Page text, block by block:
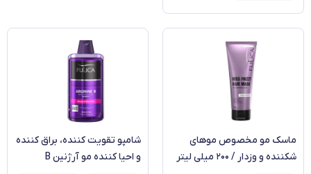
ماسک مو مخصوص موهای
شکننده و وزدار / ۲۰۰ میلی لیتر
شامپو تقویت کننده، براق کننده
و احیا کننده مو آرژنین B